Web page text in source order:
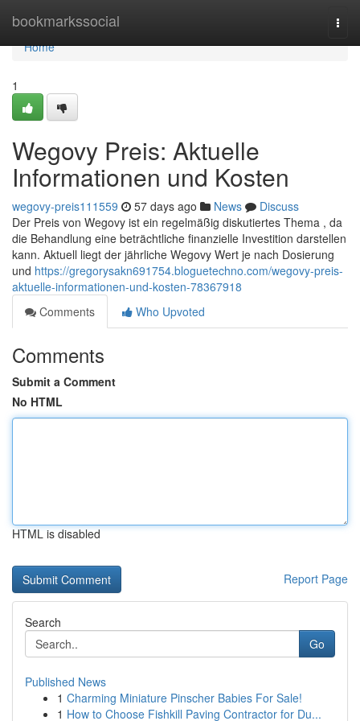
bookmarkssocial
Home
Home
1
Wegovy Preis: Aktuelle
Informationen und Kosten
wegovy-preis111559 57 days ago News
Discuss
Der Preis von Wegovy ist ein regelmäßig diskutiertes Thema , da
die Behandlung eine beträchtliche finanzielle Investition darstellen
kann. Aktuell liegt der jährliche Wegovy Wert je nach Dosierung
und https://gregorysakn691754.bloguetechno.com/wegovy-preis-
aktuelle-informationen-und-kosten-78367918
Comments
Who Upvoted
Comments
Submit a Comment
No HTML
HTML is disabled
Report Page
Search
Go
Published News
1 Charming Miniature Pinscher Babies For Sale!
1 How to Choose Fishkill Paving Contractor for Du...